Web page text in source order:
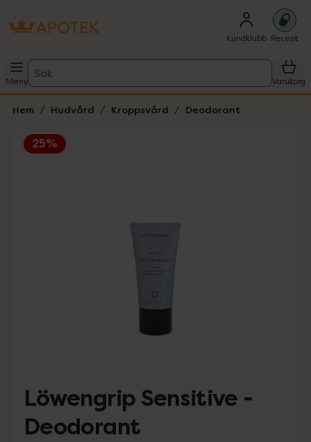
Kundklubb Recept
Meny
Sök
Varukorg
Hem Hudvård Kroppsvård Deodorant
25%
Löwengrip Sensitive -
Deodorant